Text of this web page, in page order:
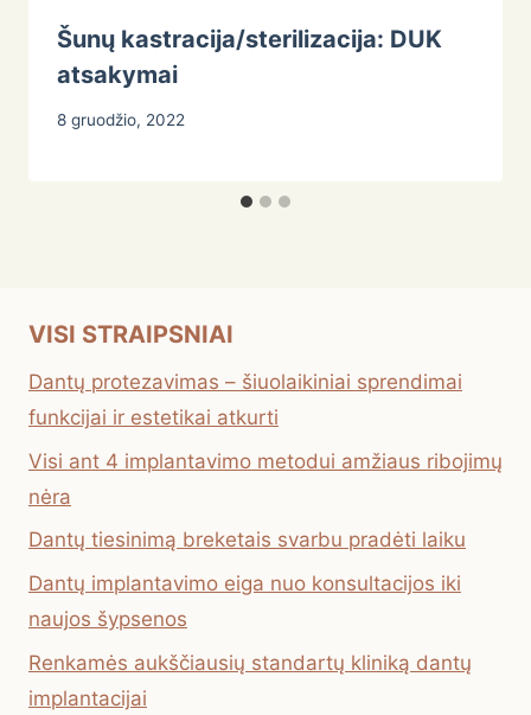
Šunų kastracija/sterilizacija: DUK
atsakymai
8 gruodžio, 2022
VISI STRAIPSNIAI
Dantų protezavimas – šiuolaikiniai sprendimai
funkcijai ir estetikai atkurti
Visi ant 4 implantavimo metodui amžiaus ribojimų
nėra
Dantų tiesinimą breketais svarbu pradėti laiku
Dantų implantavimo eiga nuo konsultacijos iki
naujos šypsenos
Renkamės aukščiausių standartų kliniką dantų
implantacijai